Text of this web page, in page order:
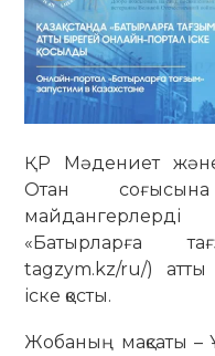
ҚР Мәдениет және
Отан соғысына
«Батырларға
tagzym.kz/ru/) атты
іске қосты.
Жобаның мақсаты –